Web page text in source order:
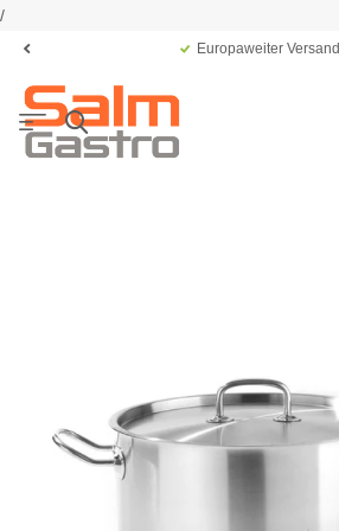
/
Europaweiter Versand